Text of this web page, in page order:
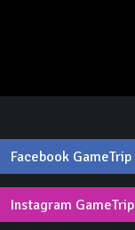
Facebook GameTrip
Instagram GameTrip